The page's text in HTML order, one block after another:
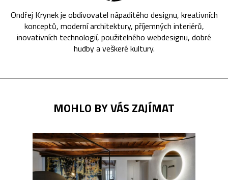
Ondřej Krynek je obdivovatel nápaditého designu, kreativních
konceptů, moderní architektury, příjemných interiérů,
inovativních technologií, použitelného webdesignu, dobré
hudby a veškeré kultury.
MOHLO BY VÁS ZAJÍMAT